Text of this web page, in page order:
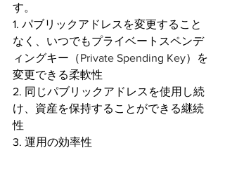
す。
1. パブリックアドレスを変更すること
なく、いつでもプライベートスペンデ
ィングキー（Private Spending Key）を
変更できる柔軟性
2. 同じパブリックアドレスを使用し続
け、資産を保持することができる継続
性
3. 運用の効率性